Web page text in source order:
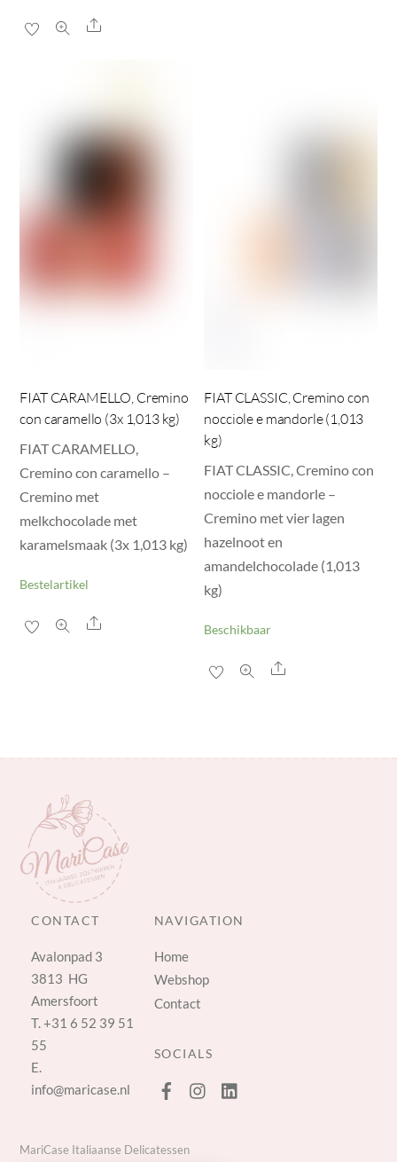
Share
FIAT CARAMELLO, Cremino
con caramello (3x 1,013 kg)
FIAT CARAMELLO,
Cremino con caramello –
Cremino met
melkchocolade met
karamelsmaak (3x 1,013 kg)
Bestelartikel
Share
FIAT CLASSIC, Cremino con
nocciole e mandorle (1,013
kg)
FIAT CLASSIC, Cremino con
nocciole e mandorle –
Cremino met vier lagen
hazelnoot en
amandelchocolade (1,013
kg)
Beschikbaar
Share
CONTACT
Avalonpad 3
3813 HG
Amersfoort
T.+31 6 52 39 51
55
E.
info@maricase.nl
NAVIGATION
Home
Webshop
Contact
SOCIALS
MariCase Italiaanse Delicatessen